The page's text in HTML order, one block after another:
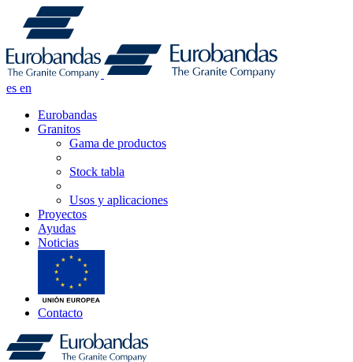
es en
Eurobandas
Granitos
Gama de productos
Stock tabla
Usos y aplicaciones
Proyectos
Ayudas
Noticias
Contacto